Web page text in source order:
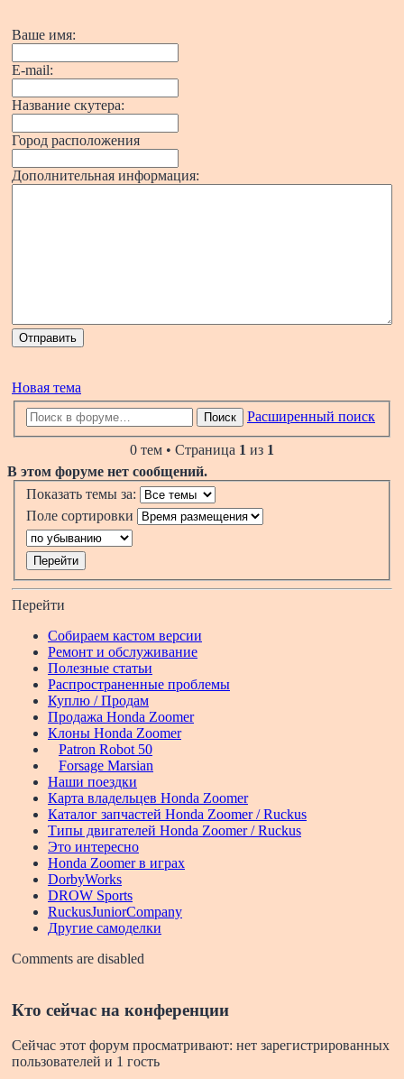
Ваше имя:
E-mail:
Название скутера:
Город расположения
Дополнительная информация:
Новая тема
Поиск Расширенный поиск
0 тем • Страница 1 из 1
В этом форуме нет сообщений.
Показать темы за:
Поле сортировки
Перейти
Собираем кастом версии
Ремонт и обслуживание
Полезные статьи
Распространенные проблемы
Куплю / Продам
Продажа Honda Zoomer
Клоны Honda Zoomer
Patron Robot 50
Forsage Marsian
Наши поездки
Карта владельцев Honda Zoomer
Каталог запчастей Honda Zoomer / Ruckus
Типы двигателей Honda Zoomer / Ruckus
Это интересно
Honda Zoomer в играх
DorbyWorks
DROW Sports
RuckusJuniorCompany
Другие самоделки
Comments are disabled
Кто сейчас на конференции
Сейчас этот форум просматривают: нет зарегистрированных
пользователей и 1 гость